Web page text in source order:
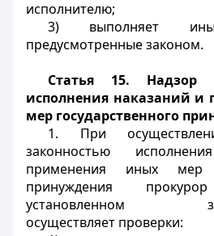
исполнителю;
3) выполняет
предусмотренные законом.
Статья 15. Надзор
исполнения наказаний и
мер государственного
1. При
законностью
применения иных мер
принуждения
установленном
осуществляет проверки: